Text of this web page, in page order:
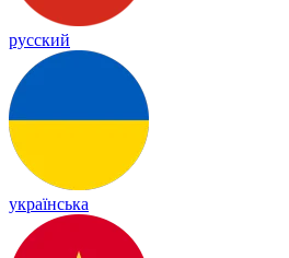
русский
українська